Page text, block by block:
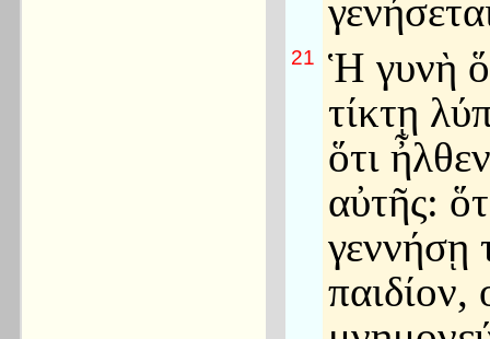
21
Ἡ γυνὴ
τίκτῃ
ὅτι
αὐτῆς:
γεννήσῃ
παιδίον,